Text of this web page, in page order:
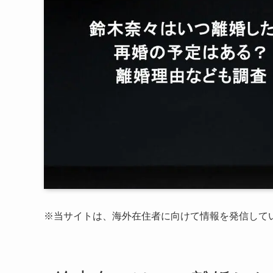
※当サイトは、海外在住者に向けて情報を発信して